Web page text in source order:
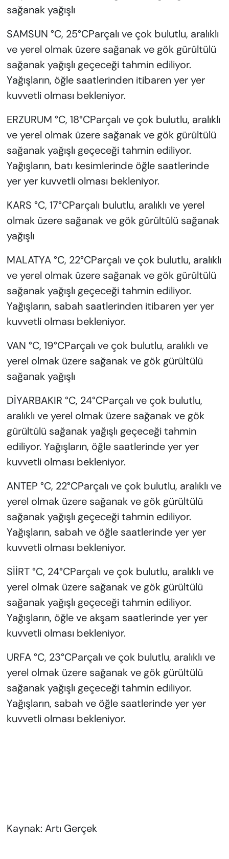
sağanak yağışlı
SAMSUN °C, 25°CParçalı ve çok bulutlu, aralıklı
ve yerel olmak üzere sağanak ve gök gürültülü
sağanak yağışlı geçeceği tahmin ediliyor.
Yağışların, öğle saatlerinden itibaren yer yer
kuvvetli olması bekleniyor.
ERZURUM °C, 18°CParçalı ve çok bulutlu, aralıklı
ve yerel olmak üzere sağanak ve gök gürültülü
sağanak yağışlı geçeceği tahmin ediliyor.
Yağışların, batı kesimlerinde öğle saatlerinde
yer yer kuvvetli olması bekleniyor.
KARS °C, 17°CParçalı bulutlu, aralıklı ve yerel
olmak üzere sağanak ve gök gürültülü sağanak
yağışlı
MALATYA °C, 22°CParçalı ve çok bulutlu, aralıklı
ve yerel olmak üzere sağanak ve gök gürültülü
sağanak yağışlı geçeceği tahmin ediliyor.
Yağışların, sabah saatlerinden itibaren yer yer
kuvvetli olması bekleniyor.
VAN °C, 19°CParçalı ve çok bulutlu, aralıklı ve
yerel olmak üzere sağanak ve gök gürültülü
sağanak yağışlı
DİYARBAKIR °C, 24°CParçalı ve çok bulutlu,
aralıklı ve yerel olmak üzere sağanak ve gök
gürültülü sağanak yağışlı geçeceği tahmin
ediliyor. Yağışların, öğle saatlerinde yer yer
kuvvetli olması bekleniyor.
ANTEP °C, 22°CParçalı ve çok bulutlu, aralıklı ve
yerel olmak üzere sağanak ve gök gürültülü
sağanak yağışlı geçeceği tahmin ediliyor.
Yağışların, sabah ve öğle saatlerinde yer yer
kuvvetli olması bekleniyor.
SİİRT °C, 24°CParçalı ve çok bulutlu, aralıklı ve
yerel olmak üzere sağanak ve gök gürültülü
sağanak yağışlı geçeceği tahmin ediliyor.
Yağışların, öğle ve akşam saatlerinde yer yer
kuvvetli olması bekleniyor.
URFA °C, 23°CParçalı ve çok bulutlu, aralıklı ve
yerel olmak üzere sağanak ve gök gürültülü
sağanak yağışlı geçeceği tahmin ediliyor.
Yağışların, sabah ve öğle saatlerinde yer yer
kuvvetli olması bekleniyor.
Kaynak: Artı Gerçek